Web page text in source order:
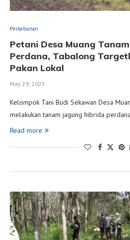
Perkebunan
Petani Desa Muang
Perdana, Tabalong
Pakan Lokal
May 29, 2025
Kelompok Tani Budi Sekawan Desa
melakukan tanam jagung hibrida
Read more